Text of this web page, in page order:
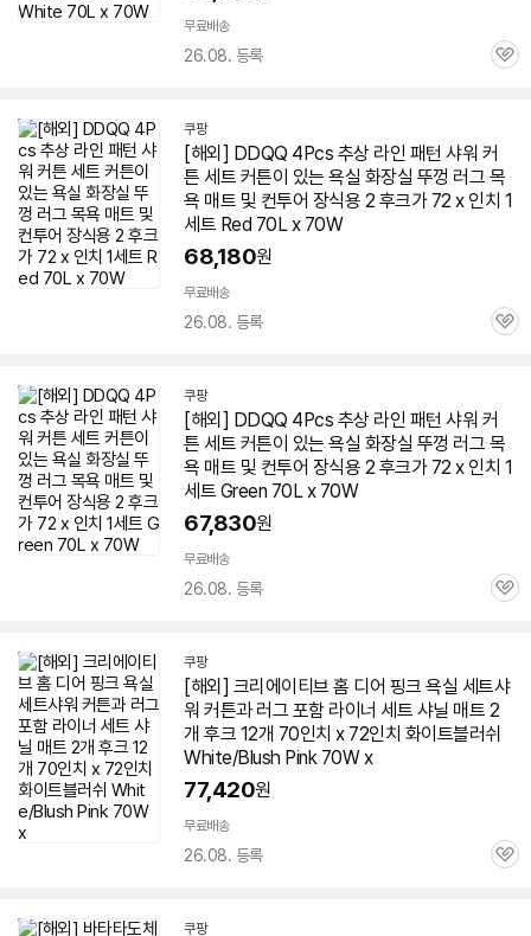
무료배송
26.08. 등록
관
쿠팡
[해외] DDQQ 4Pcs 추상 라인 패턴 샤워 커
튼 세트 커튼이 있는 욕실 화장실 뚜껑 러그 목
욕 매트 및 컨투어 장식용 2 후크가 72 x 인치 1
세트 Red 70L x 70W
68,180원
무료배송
26.08. 등록
관
쿠팡
[해외] DDQQ 4Pcs 추상 라인 패턴 샤워 커
튼 세트 커튼이 있는 욕실 화장실 뚜껑 러그 목
욕 매트 및 컨투어 장식용 2 후크가 72 x 인치 1
세트 Green 70L x 70W
67,830원
무료배송
26.08. 등록
관
쿠팡
[해외] 크리에이티브 홈 디어 핑크 욕실 세트샤
워 커튼과 러그 포함 라이너 세트 샤닐 매트 2
개 후크 12개 70인치 x 72인치 화이트블러쉬
White/Blush Pink 70Wx
77,420원
무료배송
26.08. 등록
관
쿠팡